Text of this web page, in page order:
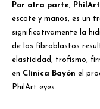
Por otra parte,
escote y manos, es un
significativamente la
de los fibroblastos
elasticidad, trofismo,
en Clínica Bayón el
PhilArt eyes.